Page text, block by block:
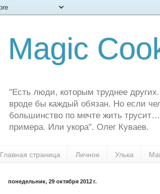
Magic
"Есть люди, которым труднее
вроде бы каждый обязан. Но если
большинство по мечте жить
примера. Или укора". Олег Куваев.
Главная страница Личное Улька
понедельник, 29 октября 2012 г.